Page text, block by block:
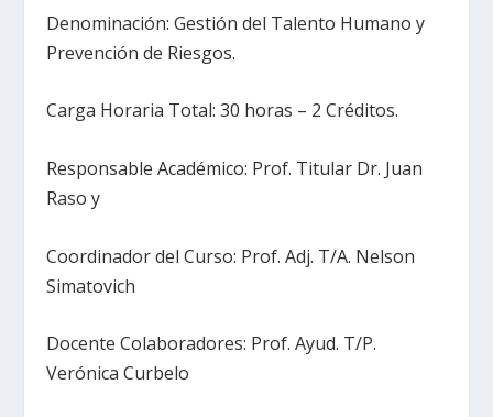
Denominación: Gestión del Talento Humano y
Prevención de Riesgos.
Carga Horaria Total: 30 horas – 2 Créditos.
Responsable Académico: Prof. Titular Dr. Juan
Raso y
Coordinador del Curso: Prof. Adj. T/A. Nelson
Simatovich
Docente Colaboradores: Prof. Ayud. T/P.
Verónica Curbelo